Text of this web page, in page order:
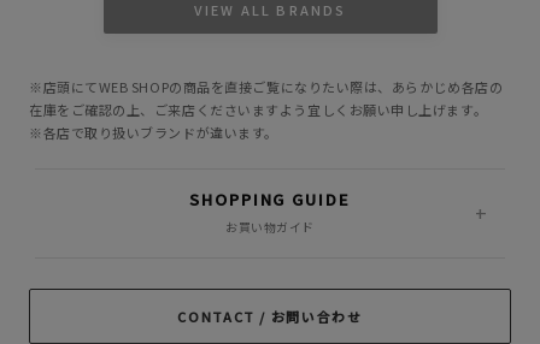
INCOMPLETE
TOKYO
Little Yarmouth
M&M CUSTOM
POLIQUANT
PORKCHOP GARAGE
RADIALL RATS ROTTWEILER
VIEW ALL BRANDS
※店頭にてWEB SHOPの商品を直接ご覧になりたい際は、あらかじめ各店の
在庫をご確認の上、ご来店くださいますよう宜しくお願い申し上げます。
※各店で取り扱いブランドが違います。
SHOPPING GUIDE
お買い物ガイド
CONTACT / お問い合わせ